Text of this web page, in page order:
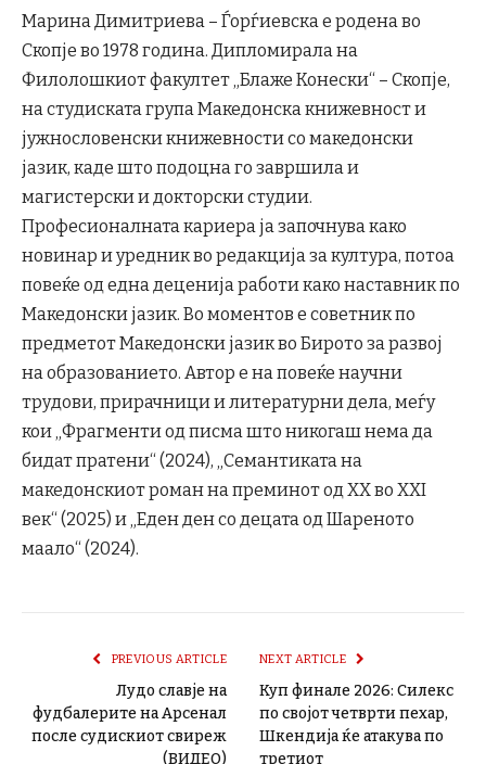
Марина Димитриева – Ѓорѓиевска е родена во
Скопје во 1978 година. Дипломирала на
Филолошкиот факултет „Блаже Конески“ – Скопје,
на студиската група Македонска книжевност и
јужнословенски книжевности со македонски
јазик, каде што подоцна го завршила и
магистерски и докторски студии.
Професионалната кариера ја започнува како
новинар и уредник во редакција за култура, потоа
повеќе од една деценија работи како наставник по
Македонски јазик. Во моментов е советник по
предметот Македонски јазик во Бирото за развој
на образованието. Автор е на повеќе научни
трудови, прирачници и литературни дела, меѓу
кои „Фрагменти од писма што никогаш нема да
бидат пратени“ (2024), „Семантиката на
македонскиот роман на преминот од ХХ во ХХI
век“ (2025) и „Еден ден со децата од Шареното
маало“ (2024).
PREVIOUS ARTICLE
Лудо славје на
фудбалерите на Арсенал
после судискиот свиреж
(ВИДЕО)
NEXT ARTICLE
Куп финале 2026: Силекс
по својот четврти пехар,
Шкендија ќе атакува по
третиот